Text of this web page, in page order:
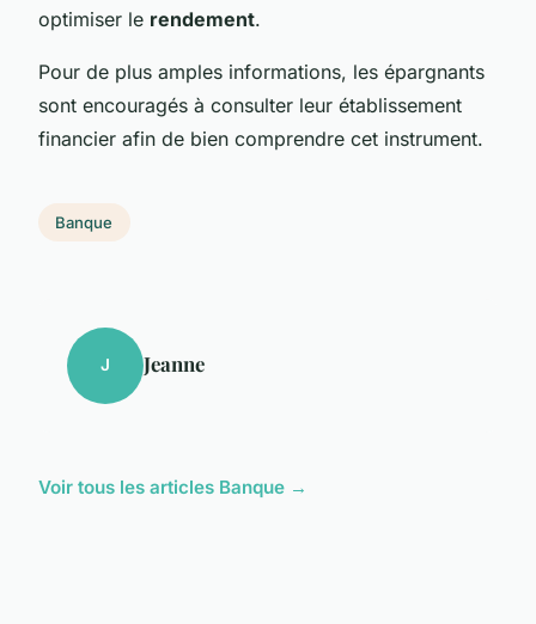
optimiser le rendement.
Pour de plus amples informations, les épargnants
sont encouragés à consulter leur établissement
financier afin de bien comprendre cet instrument.
Banque
J Jeanne
Voir tous les articles Banque →